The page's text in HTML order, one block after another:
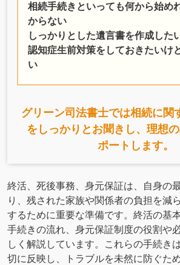
相続手続きといっても何から始め
からない
しっかりとした遺言書を作成した
認知症生前対策をしておきたいけ
い
グリーン司法書士では相続に関
をしっかりとお聞きし、理想
ポートします。
終活、死後事務、身元保証は、自身の
り、残された家族や関係者の負担を減
するために重要な準備です。終活の基
手続きの流れ、身元保証制度の役割や
しく解説しています。これらの手続き
切に反映し、トラブルを未然に防ぐた